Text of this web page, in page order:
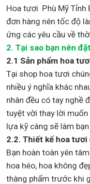
Hoa tươi Phù Mỹ
đơn hàng nên tốc độ
ứng các yêu cầu về
2. Tại sao bạn nên
2.1 Sản phẩm hoa
Tại shop hoa tươi
nhiều ý nghĩa khác
nhân đều có tay nghề
tuyệt vời thay lời
lựa kỹ càng sẽ làm
2.2. Thiết kế hoa tươi
Bạn hoàn toàn yên
hoa héo, hoa không
thàng phẩm trước khi